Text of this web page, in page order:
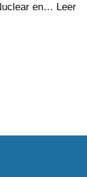
en… Leer